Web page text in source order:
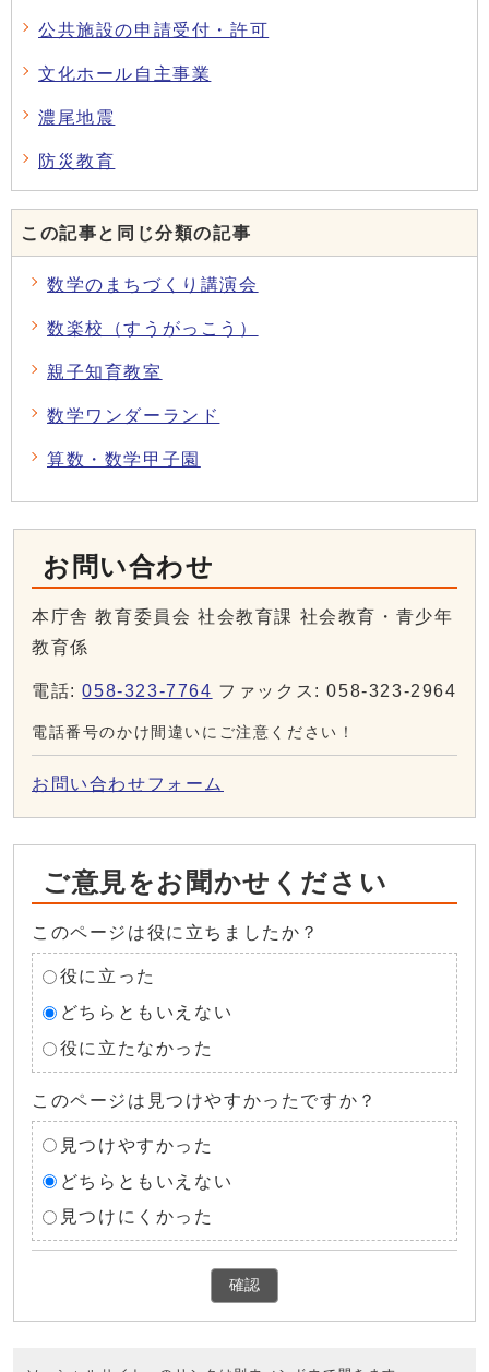
公共施設の申請受付・許可
文化ホール自主事業
濃尾地震
防災教育
この記事と同じ分類の記事
数学のまちづくり講演会
数楽校（すうがっこう）
親子知育教室
数学ワンダーランド
算数・数学甲子園
お問い合わせ
本庁舎 教育委員会 社会教育課 社会教育・青少年
教育係
電話:058-323-7764 ファックス: 058-323-2964
電話番号のかけ間違いにご注意ください！
お問い合わせフォーム
ご意見をお聞かせください
このページは役に立ちましたか？
役に立った
どちらともいえない
役に立たなかった
このページは見つけやすかったですか？
見つけやすかった
どちらともいえない
見つけにくかった
確認